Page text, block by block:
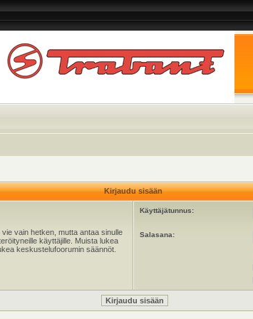
Kirjaudu sisään
vain hetken, mutta antaa sinulle
käyttäjille. Muista lukea
keskustelufoorumin säännöt.
Käyttäjätunnus:
Salasana: